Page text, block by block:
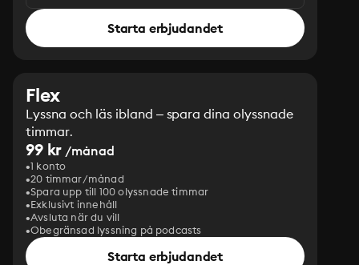
Starta erbjudandet
Flex
Lyssna och läs ibland – spara dina olyssnade
timmar.
99 kr /månad
1 konto
20 timmar/månad
Spara upp till 100 olyssnade timmar
Exklusivt innehåll
Avsluta när du vill
Obegränsad lyssning på podcasts
Starta erbjudandet